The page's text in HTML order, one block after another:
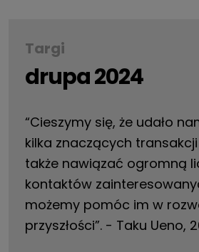
Targi
drupa 2024
“Cieszymy się, że udało
kilka znaczących
także nawiązać ogromną
kontaktów
możemy pomóc im w
przyszłości”. - Taku Ueno,